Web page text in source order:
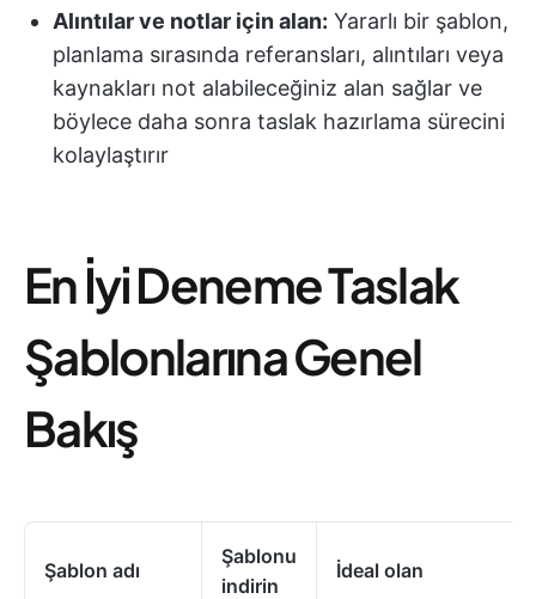
Alıntılar ve notlar için alan: Yararlı bir şablon,
planlama sırasında referansları, alıntıları veya
kaynakları not alabileceğiniz alan sağlar ve
böylece daha sonra taslak hazırlama sürecini
kolaylaştırır
En İyi Deneme Taslak
Şablonlarına Genel
Bakış
Şablon adı
Şablonu
indirin
İdeal olan